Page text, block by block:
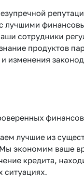
лучшими
сотрудники
продуктов
изменения
лучшие из
экономим ваше
кредита,